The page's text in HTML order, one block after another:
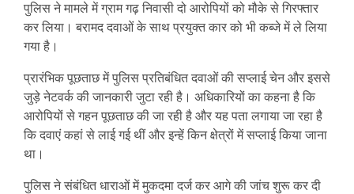
पुलिस ने मामले में ग्राम गढ़ निवासी दो आरोपियों को मौके से गिरफ्तार
कर लिया। बरामद दवाओं के साथ प्रयुक्त कार को भी कब्जे में ले लिया
गया है।
प्रारंभिक पूछताछ में पुलिस प्रतिबंधित दवाओं की सप्लाई चेन और इससे
जुड़े नेटवर्क की जानकारी जुटा रही है। अधिकारियों का कहना है कि
आरोपियों से गहन पूछताछ की जा रही है और यह पता लगाया जा रहा है
कि दवाएं कहां से लाई गई थीं और इन्हें किन क्षेत्रों में सप्लाई किया जाना
था।
पुलिस ने संबंधित धाराओं में मुकदमा दर्ज कर आगे की जांच शुरू कर दी